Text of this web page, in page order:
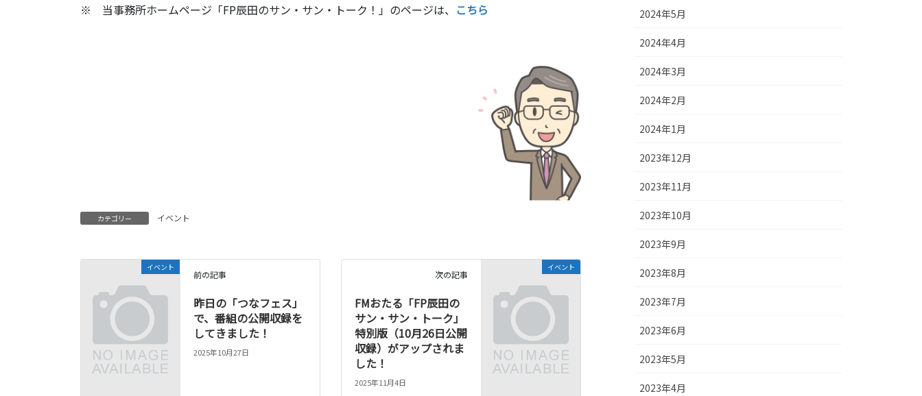
※ 当事務所ホームページ「FP辰田のサン・サン・トーク！」のページは、 こちら
カテゴリー イベント
イベント
前の記事
昨日の「つなフェス」
で、番組の公開収録を
してきました！
2025年10月27日
イベント
次の記事
FMおたる「FP辰田の
サン・サン・トーク」
特別版（10月26日公開
収録）がアップされま
した！
2025年11月4日
2024年5月
2024年4月
2024年3月
2024年2月
2024年1月
2023年12月
2023年11月
2023年10月
2023年9月
2023年8月
2023年7月
2023年6月
2023年5月
2023年4月